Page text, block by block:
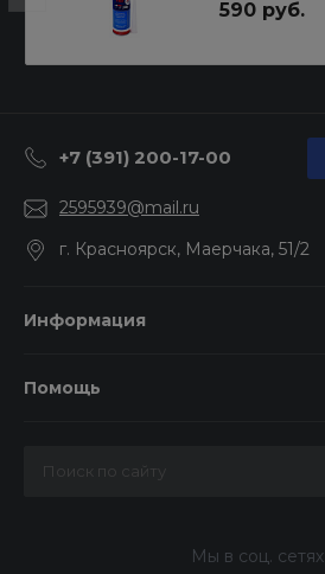
590 руб.
+7 (391) 200-17-00
2595939@mail.ru
г. Красноярск, Маерчака, 51/2
Информация
Помощь
Мы в соц. сетях